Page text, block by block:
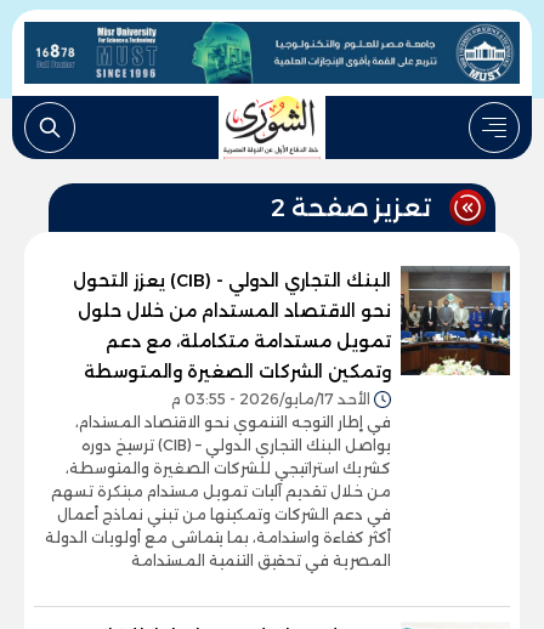
تعزيز صفحة 2
البنك التجاري الدولي - (CIB) يعزز التحول
نحو الاقتصاد المستدام من خلال حلول
تمويل مستدامة متكاملة، مع دعم
وتمكين الشركات الصغيرة والمتوسطة
الأحد 17/مايو/2026 - 03:55 م
في إطار التوجه التنموي نحو الاقتصاد المستدام،
يواصل البنك التجاري الدولي – (CIB) ترسيخ دوره
كشريك استراتيجي للشركات الصغيرة والمتوسطة،
من خلال تقديم آليات تمويل مستدام مبتكرة تسهم
في دعم الشركات وتمكينها من تبني نماذج أعمال
أكثر كفاءة واستدامة، بما يتماشى مع أولويات الدولة
المصرية في تحقيق التنمية المستدامة